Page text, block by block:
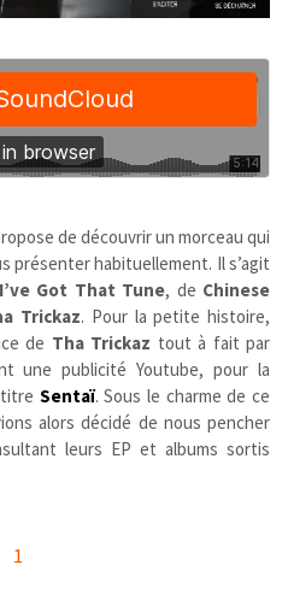
de découvrir un morceau qui
présenter habituellement. Il s’agit
I’ve Got That Tune, de Chinese
Trickaz. Pour la petite histoire,
de Tha Trickaz tout à fait par
une publicité Youtube, pour la
Sentaï. Sous le charme de ce
alors décidé de nous pencher
leurs EP et albums sortis
1